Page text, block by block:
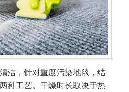
洁，针对重度污染地毯，结
种工艺。干燥时长取决于热